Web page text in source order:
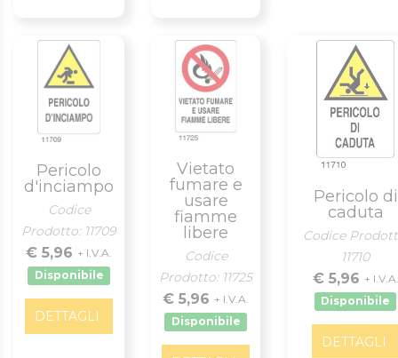
Pericolo
d'inciampo
Codice
Prodotto: 11709
€ 5,96 + I.V.A.
Disponibile
DETTAGLI
Vietato
fumare e
usare
fiamme
libere
Codice
Prodotto: 11725
€ 5,96 + I.V.A.
Disponibile
Pericolo di
caduta
Codice
11710
€ 5,96 + I.V.A.
Disponibile
DETTAGLI